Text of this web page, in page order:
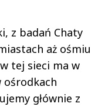
z badań Chaty
aż ośmiu
tej sieci ma w
ośrodkach
głównie z